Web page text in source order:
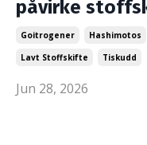
påvirke
Goitrogener Hashimotos
Lavt Stoffskifte
Tiskudd
Jun 28, 2026